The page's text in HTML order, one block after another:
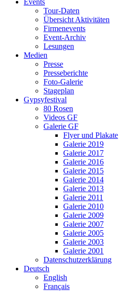
Events
Tour-Daten
Übersicht Aktivitäten
Firmenevents
Event-Archiv
Lesungen
Medien
Presse
Presseberichte
Foto-Galerie
Stageplan
Gypsyfestival
80 Rosen
Videos GF
Galerie GF
Flyer und Plakate
Galerie 2019
Galerie 2017
Galerie 2016
Galerie 2015
Galerie 2014
Galerie 2013
Galerie 2011
Galerie 2010
Galerie 2009
Galerie 2007
Galerie 2005
Galerie 2003
Galerie 2001
Datenschutzerklärung
Deutsch
English
Français